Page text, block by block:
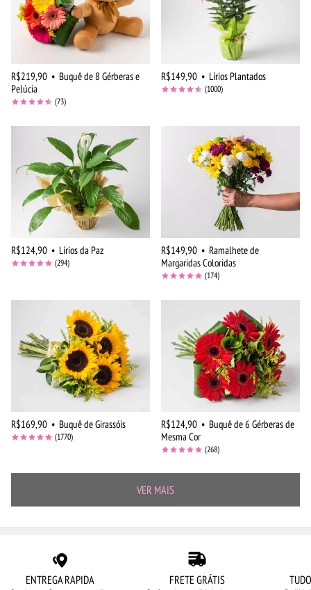
R$219,90 • Buquê de 8 Gérberas e
Pelúcia
(73)
R$149,90 • Lírios Plantados
(1000)
R$124,90 • Lírios da Paz
(294)
R$149,90 • Ramalhete de
Margaridas Coloridas
(174)
R$169,90 • Buquê de Girassóis
(1770)
R$124,90 • Buquê de 6 Gérberas de
Mesma Cor
(268)
VER MAIS
ENTREGA RAPIDA FRETE GRÁTIS